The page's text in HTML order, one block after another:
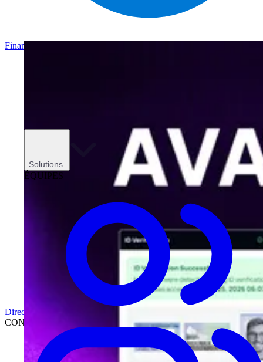
Solutions
ÉQUIPES
Finance
Direction
CONCESSIONNAIRES